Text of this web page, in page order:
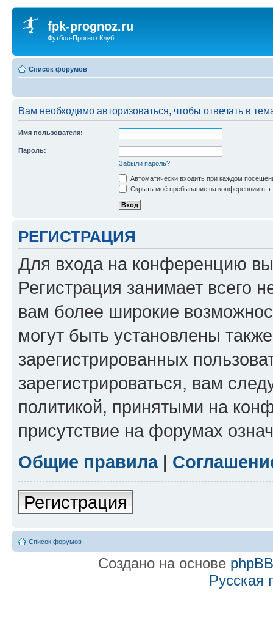
fpk-prognoz.ru
Футбол-Прогноз Клуб
Список форумов
Вам необходимо авторизоваться, чтобы отвечать в
Имя пользователя:
Пароль:
Забыли пароль?
Автоматически входить при каждом
Скрыть моё пребывание на конференции в
РЕГИСТРАЦИЯ
Для входа на конференцию
Регистрация занимает всего
вам более широкие
могут быть установлены
зарегистрированных
зарегистрироваться, вам
политикой, принятыми на
присутствие на форумах
Общие правила|
Регистрация
Список форумов
Создано на основе phpBB
Русская